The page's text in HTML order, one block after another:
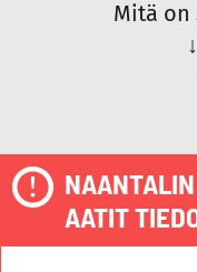
Mitä on
↓
AATIT